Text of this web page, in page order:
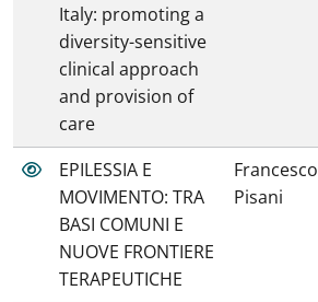
Italy: promoting a
diversity-sensitive
clinical approach
and provision of
care
EPILESSIA E
MOVIMENTO: TRA
BASI COMUNI E
NUOVE FRONTIERE
TERAPEUTICHE
Francesco
Pisani